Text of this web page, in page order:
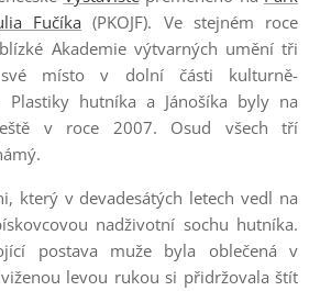
Fučíka (PKOJF). Ve stejném roce
Akademie výtvarných umění tři
místo v dolní části kulturně-
Plastiky hutníka a Jánošíka byly na
v roce 2007. Osud všech tří
který v devadesátých letech vedl na
nadživotní sochu hutníka.
postava muže byla oblečená v
levou rukou si přidržovala štít